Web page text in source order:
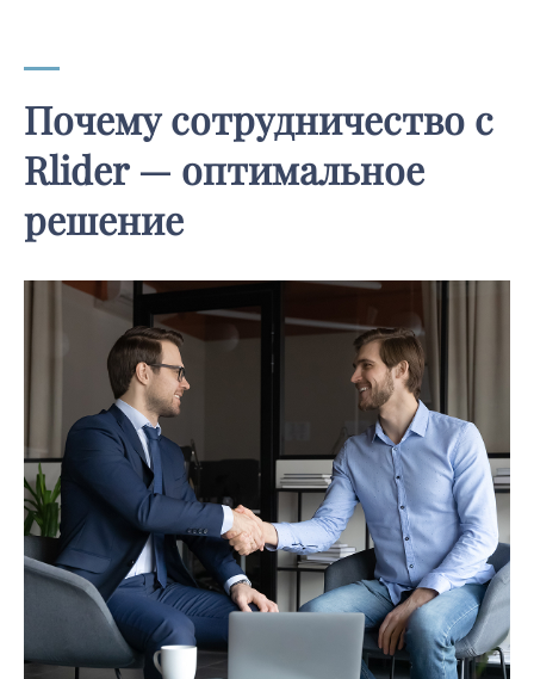
Почему сотрудничество с
Rlider — оптимальное
решение